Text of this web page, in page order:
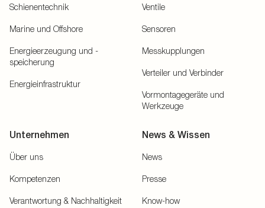
Schienentechnik
Marine und Offshore
Energieerzeugung und -
speicherung
Energieinfrastruktur
Ventile
Sensoren
Messkupplungen
Verteiler und Verbinder
Vormontagegeräte und
Werkzeuge
Unternehmen
Über uns
Kompetenzen
Verantwortung & Nachhaltigkeit
News & Wissen
News
Presse
Know-how